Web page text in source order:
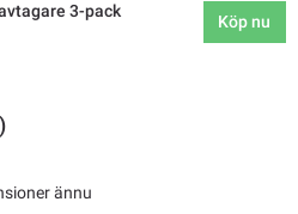
3-pack
Köp nu
ännu